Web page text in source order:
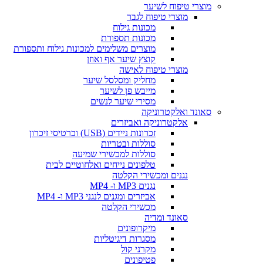
מוצרי טיפוח לשיער
מוצרי טיפוח לגבר
מכונות גילוח
מכונות תספורת
מוצרים משלימים למכונות גילוח ותספורת
קוצץ שיער אף ואוזן
מוצרי טיפוח לאישה
מחליק ומסלסל שיער
מייבש פן לשיער
מסירי שיער לנשים
סאונד ואלקטרוניקה
אלקטרוניקה ואביזרים
זכרונות ניידים (USB) וכרטיסי זיכרון
סוללות ובטריות
סוללות למכשירי שמיעה
טלפונים נייחים ואלחוטיים לבית
נגנים ומכשירי הקלטה
נגנים MP3 ו- MP4
אביזרים ומגנים לנגני MP3 ו- MP4
מכשירי הקלטה
סאונד ומדיה
מיקרופונים
מסגרות דיגיטליות
מקרני קול
פטיפונים